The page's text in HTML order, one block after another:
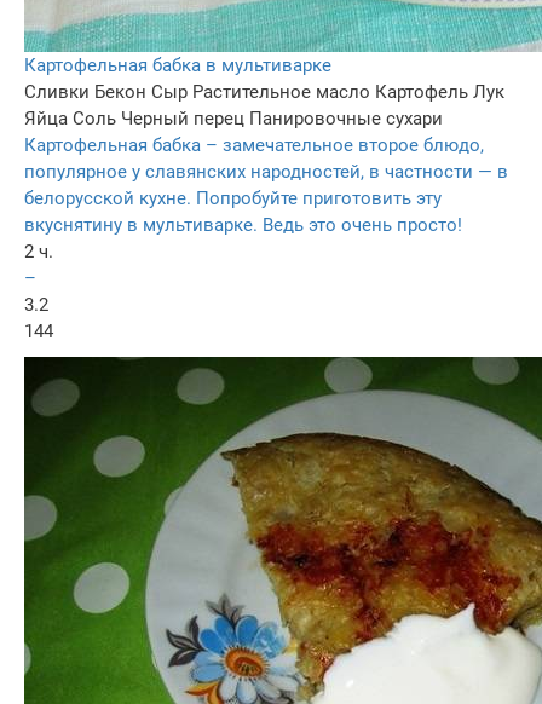
Картофельная бабка в мультиварке
Сливки Бекон Сыр Растительное масло Картофель Лук
Яйца Соль Черный перец Панировочные сухари
Картофельная бабка – замечательное второе блюдо,
популярное у славянских народностей, в частности — в
белорусской кухне. Попробуйте приготовить эту
вкуснятину в мультиварке. Ведь это очень просто!
2 ч.
–
3.2
144